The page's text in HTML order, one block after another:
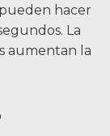
hacer
La
aumentan la